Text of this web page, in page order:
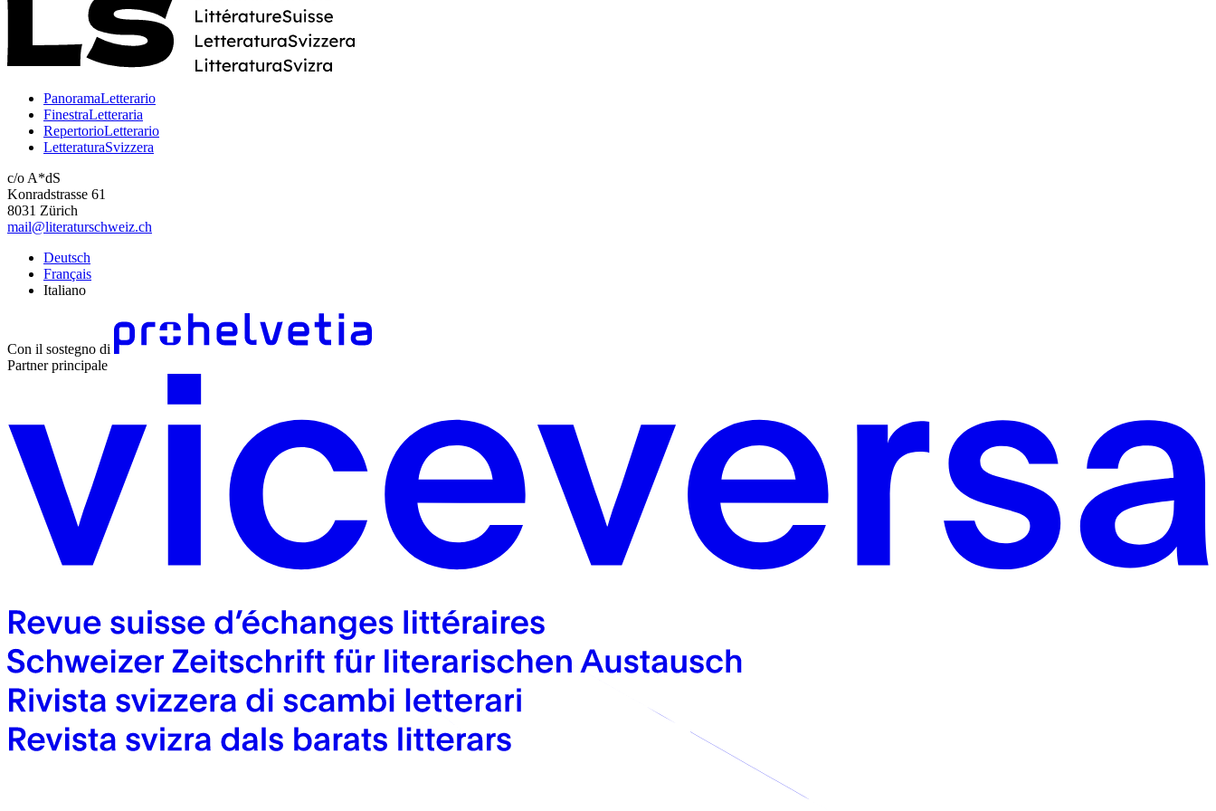
PanoramaLetterario
FinestraLetteraria
RepertorioLetterario
LetteraturaSvizzera
c/o A*dS
Konradstrasse 61
8031 Zürich
mail@literaturschweiz.ch
Deutsch
Français
Italiano
Con il sostegno di
Partner principale